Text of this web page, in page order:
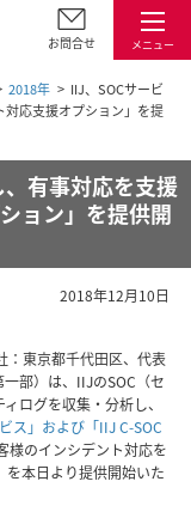
メニュー
お問合せ
2018年
IIJ、SOCサービ
応支援オプション」を提
有事対応を支援
ョン」を提供開
2018年12月10日
：東京都千代田区、代表
部）は、IIJのSOC（セ
ログを収集・分析し、
ス」および「IIJ C-SOC
様のインシデント対応を
本日より提供開始いた